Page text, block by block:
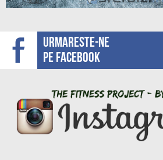
Urmareste-ne
pe facebook